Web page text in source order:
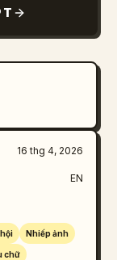
16 thg 4, 2026
EN
Nhiếp ảnh
chữ